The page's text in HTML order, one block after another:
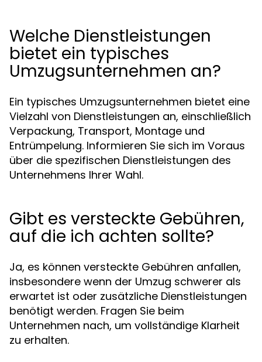
Welche Dienstleistungen
bietet ein typisches
Umzugsunternehmen an?
Ein typisches Umzugsunternehmen bietet eine
Vielzahl von Dienstleistungen an, einschließlich
Verpackung, Transport, Montage und
Entrümpelung. Informieren Sie sich im Voraus
über die spezifischen Dienstleistungen des
Unternehmens Ihrer Wahl.
Gibt es versteckte Gebühren,
auf die ich achten sollte?
Ja, es können versteckte Gebühren anfallen,
insbesondere wenn der Umzug schwerer als
erwartet ist oder zusätzliche Dienstleistungen
benötigt werden. Fragen Sie beim
Unternehmen nach, um vollständige Klarheit
zu erhalten.